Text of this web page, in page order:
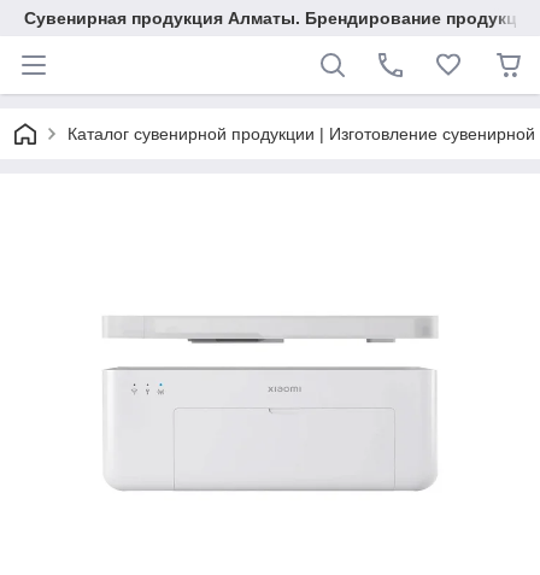
Сувенирная продукция Алматы. Брендирование
Каталог сувенирной продукции | Изготовление